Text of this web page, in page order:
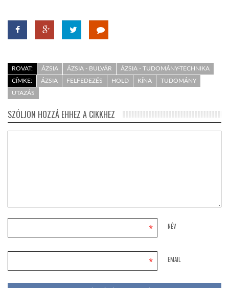
ROVAT: ÁZSIA ÁZSIA - BULVÁR
ÁZSIA - TUDOMÁNY-TECHNIKA
CÍMKE:
ÁZSIA FELFEDEZÉS HOLD KÍNA
TUDOMÁNY
UTAZÁS
SZÓLJON HOZZÁ EHHEZ A CIKKHEZ
NÉV
*
EMAIL
*